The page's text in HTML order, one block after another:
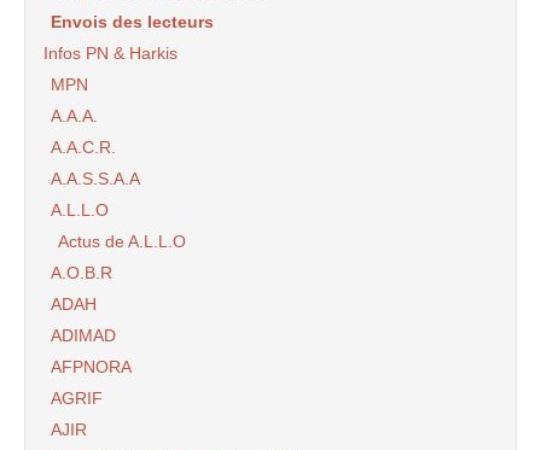
Envois des lecteurs
Infos PN & Harkis
MPN
A.A.A.
A.A.C.R.
A.A.S.S.A.A
A.L.L.O
Actus de A.L.L.O
A.O.B.R
ADAH
ADIMAD
AFPNORA
AGRIF
AJIR